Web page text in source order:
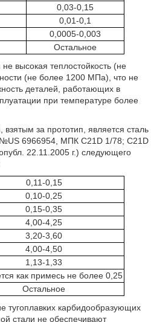
0,03-0,15
0,01-0,1
0,0005-0,003
Остальное
высокая теплостойкость (не
(не более 1200 МПа), что не
деталей, работающих в
при температуре более
за прототип, является сталь
6966954, МПК C21D 1/78; C21D
22.11.2005 г.) следующего
0,11-0,15
0,10-0,25
0,15-0,35
4,00-4,25
3,20-3,60
4,00-4,50
1,13-1,33
как примесь не более 0,25
Остальное
тугоплавких карбидообразующих
стали не обеспечивают